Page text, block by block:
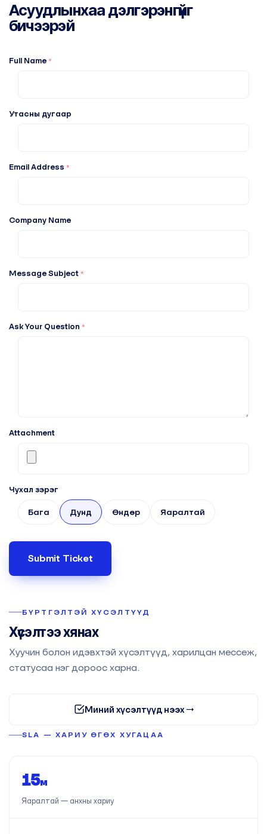
Асуудлынхаа дэлгэрэнгүйг
бичээрэй
Full Name *
Утасны дугаар
Email Address *
Company Name
Message Subject *
Ask Your Question *
Attachment
Чухал зэрэг
Бага Дунд Өндөр Яаралтай
Submit Ticket
БҮРТГЭЛТЭЙ ХҮСЭЛТҮҮД
Хүсэлтээ хянах
Хуучин болон идэвхтэй хүсэлтүүд, харилцан мессеж,
статусаа нэг дороос харна.
Миний хүсэлтүүд нээх →
SLA — ХАРИУ ӨГӨХ ХУГАЦАА
15м
Яаралтай — анхны хариу